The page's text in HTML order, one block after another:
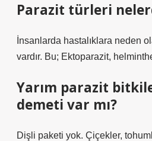
Parazit türleri
İnsanlarda hastalıklara neden
vardır. Bu; Ektoparazit,
Yarım parazit
demeti var mı?
Dişli paketi yok. Çiçekler,